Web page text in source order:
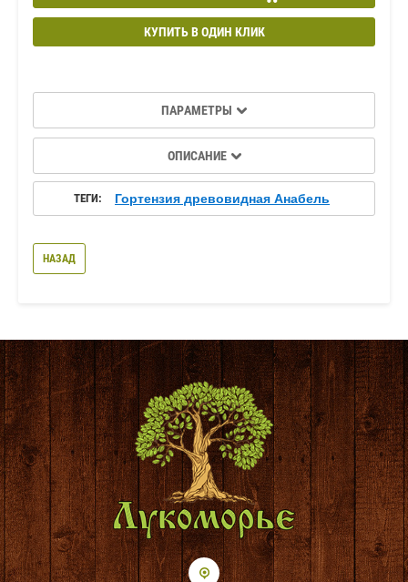
КУПИТЬ В ОДИН КЛИК
ПАРАМЕТРЫ
ОПИСАНИЕ
ТЕГИ: Гортензия древовидная Анабель
НАЗАД